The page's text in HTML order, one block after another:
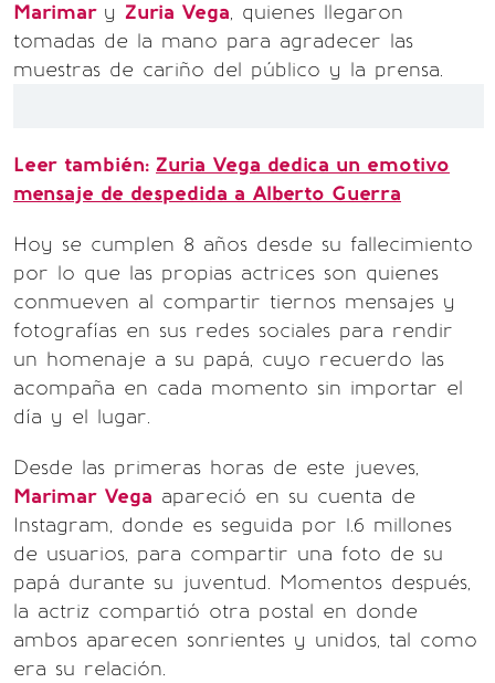
Marimar y Zuria Vega, quienes llegaron
tomadas de la mano para agradecer las
muestras de cariño del público y la prensa.
Leer también: Zuria Vega dedica un emotivo
mensaje de despedida a Alberto Guerra
Hoy se cumplen 8 años desde su fallecimiento
por lo que las propias actrices son quienes
conmueven al compartir tiernos mensajes y
fotografías en sus redes sociales para rendir
un homenaje a su papá, cuyo recuerdo las
acompaña en cada momento sin importar el
día y el lugar.
Desde las primeras horas de este jueves,
Marimar Vega apareció en su cuenta de
Instagram, donde es seguida por 1.6 millones
de usuarios, para compartir una foto de su
papá durante su juventud. Momentos después,
la actriz compartió otra postal en donde
ambos aparecen sonrientes y unidos, tal como
era su relación.